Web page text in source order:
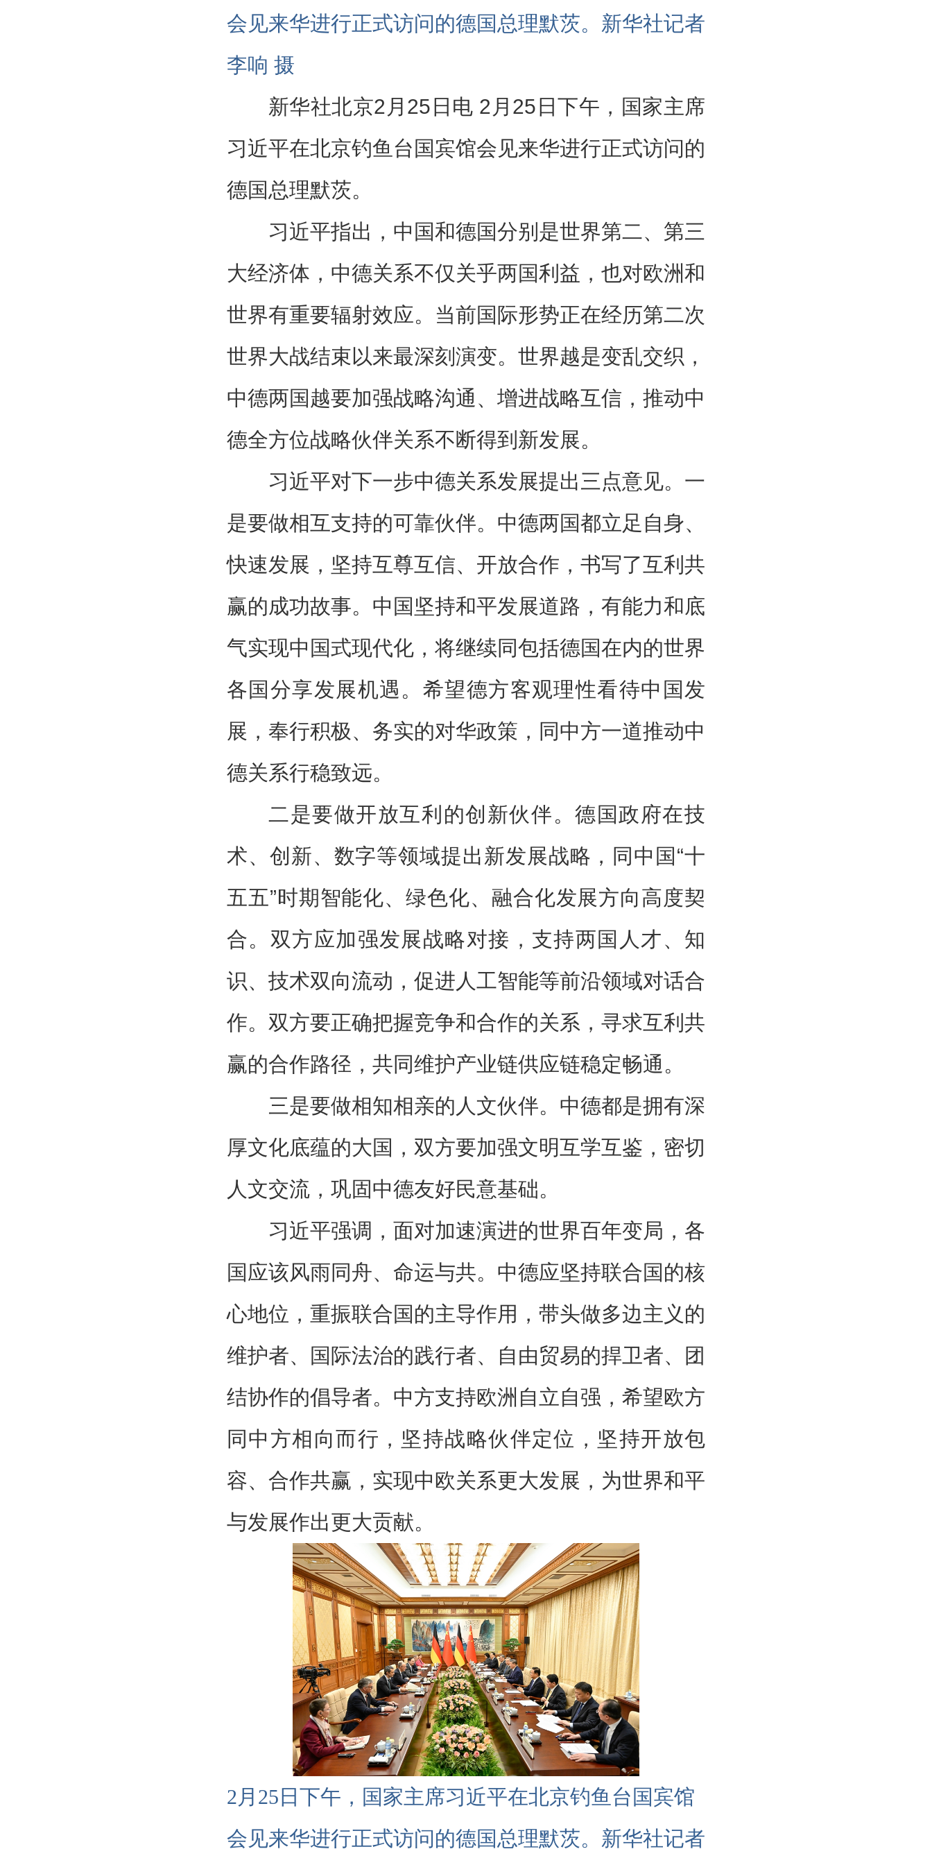
会见来华进行正式访问的德国总理默茨。新华社记者
李响 摄
新华社北京2月25日电 2月25日下午，国家主席
习近平在北京钓鱼台国宾馆会见来华进行正式访问的
德国总理默茨。
习近平指出，中国和德国分别是世界第二、第三
大经济体，中德关系不仅关乎两国利益，也对欧洲和
世界有重要辐射效应。当前国际形势正在经历第二次
世界大战结束以来最深刻演变。世界越是变乱交织，
中德两国越要加强战略沟通、增进战略互信，推动中
德全方位战略伙伴关系不断得到新发展。
习近平对下一步中德关系发展提出三点意见。一
是要做相互支持的可靠伙伴。中德两国都立足自身、
快速发展，坚持互尊互信、开放合作，书写了互利共
赢的成功故事。中国坚持和平发展道路，有能力和底
气实现中国式现代化，将继续同包括德国在内的世界
各国分享发展机遇。希望德方客观理性看待中国发
展，奉行积极、务实的对华政策，同中方一道推动中
德关系行稳致远。
二是要做开放互利的创新伙伴。德国政府在技
术、创新、数字等领域提出新发展战略，同中国“十
五五”时期智能化、绿色化、融合化发展方向高度契
合。双方应加强发展战略对接，支持两国人才、知
识、技术双向流动，促进人工智能等前沿领域对话合
作。双方要正确把握竞争和合作的关系，寻求互利共
赢的合作路径，共同维护产业链供应链稳定畅通。
三是要做相知相亲的人文伙伴。中德都是拥有深
厚文化底蕴的大国，双方要加强文明互学互鉴，密切
人文交流，巩固中德友好民意基础。
习近平强调，面对加速演进的世界百年变局，各
国应该风雨同舟、命运与共。中德应坚持联合国的核
心地位，重振联合国的主导作用，带头做多边主义的
维护者、国际法治的践行者、自由贸易的捍卫者、团
结协作的倡导者。中方支持欧洲自立自强，希望欧方
同中方相向而行，坚持战略伙伴定位，坚持开放包
容、合作共赢，实现中欧关系更大发展，为世界和平
与发展作出更大贡献。
2月25日下午，国家主席习近平在北京钓鱼台国宾馆
会见来华进行正式访问的德国总理默茨。新华社记者